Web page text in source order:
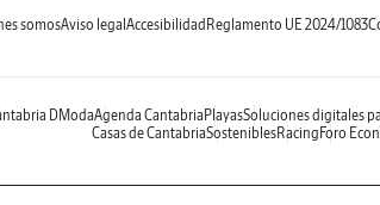
somosAviso legal Accesibilidad Reglamento UE 2024/1083
DModaAgenda Cantabria PlayasSoluciones digitales
Casas de CantabriaSosteniblesRacing Foro